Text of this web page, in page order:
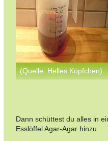
(Quelle: Helles Köpfchen)
Dann schüttest du alles in
Esslöffel Agar-Agar hinzu.